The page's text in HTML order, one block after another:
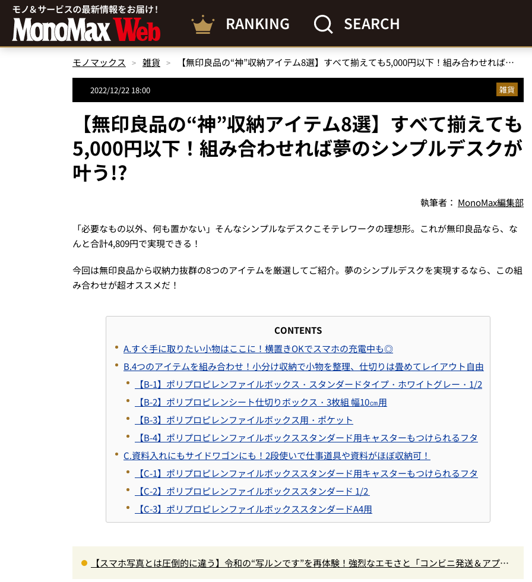
RANKING SEARCH
モノマックス 雑貨 【無印良品の“神”収納アイテム8選】すべて揃えても5,000円以下！組み合わせれば夢のシンプルデスクが叶う!?
2022/12/22 18:00 雑貨
【無印良品の“神”収納アイテム8選】すべて揃えても
5,000円以下！組み合わせれば夢のシンプルデスクが
叶う!?
執筆者： MonoMax編集部
「必要なもの以外、何も置かない」そんなシンプルなデスクこそテレワークの理想形。これが無印良品なら、な
んと合計4,809円で実現できる！
今回は無印良品から収納力抜群の8つのアイテムを厳選してご紹介。夢のシンプルデスクを実現するなら、この組
み合わせが超オススメだ！
CONTENTS
A.すぐ手に取りたい小物はここに！横置きOKでスマホの充電中も◎
B.4つのアイテムを組み合わせ！ 小分け収納で小物を整理、仕切りは畳めてレイアウト自由
【B-1】ポリプロピレンファイルボックス・スタンダードタイプ・ホワイトグレー・ 1/2
【B-2】ポリプロピレンシート仕切りボックス・3枚組 幅10㎝用
【B-3】ポリプロピレンファイルボックス用・ポケット
【B-4】ポリプロピレンファイルボックススタンダード用キャスターもつけられるフタ
C.資料入れにもサイドワゴンにも！ 2段使いで仕事道具や資料がほぼ収納可！
【C-1】ポリプロピレンファイルボックススタンダード用キャスターもつけられるフタ
【C-2】ポリプロピレンファイルボックススタンダード 1/2
【C-3】ポリプロピレンファイルボックススタンダードA4用
【スマホ写真とは圧倒的に違う】令和の“写ルンです”を再体験！強烈なエモさと「コンビニ発送＆アプリ